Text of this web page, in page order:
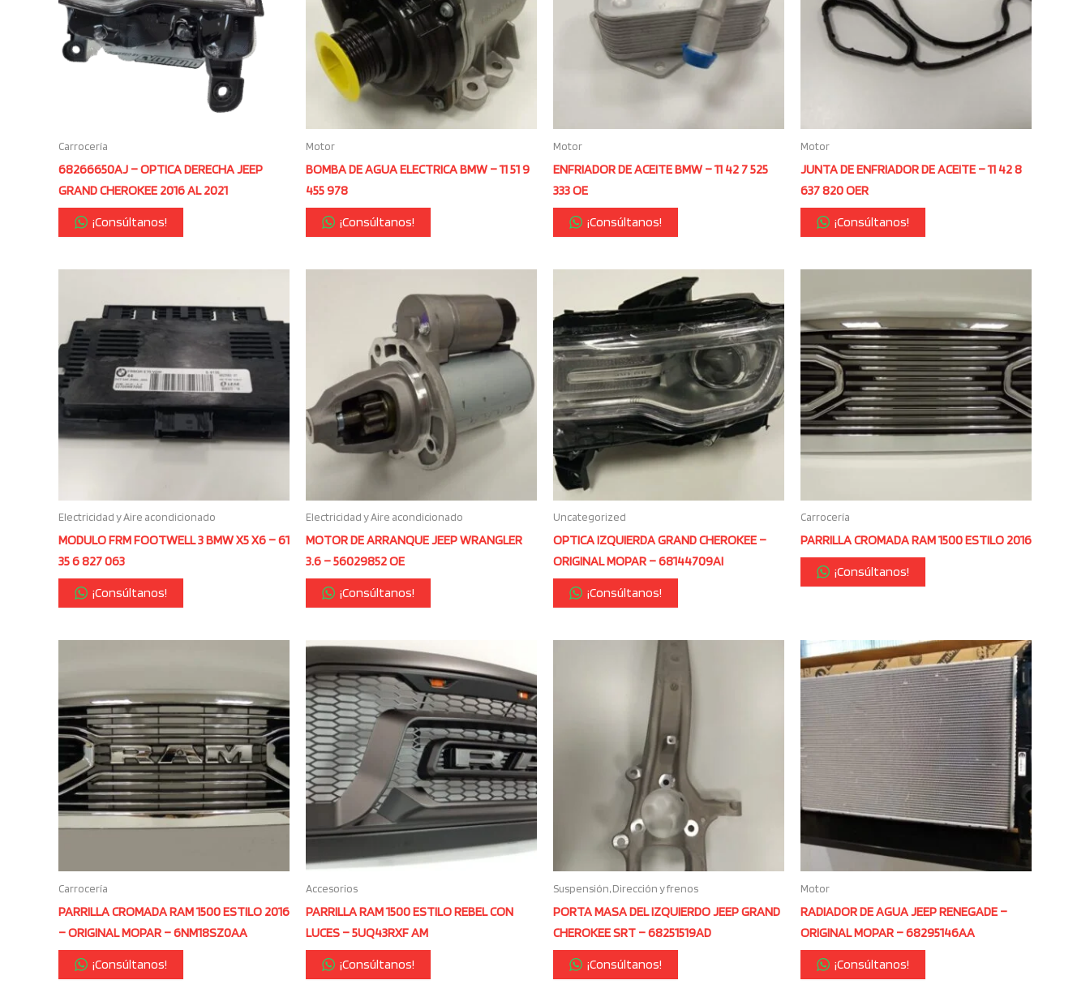
Carrocería
68266650AJ – OPTICA DERECHA JEEP
GRAND CHEROKEE 2016 AL 2021
¡Consúltanos!
Motor
BOMBA DE AGUA ELECTRICA BMW – 11 51 9
455 978
¡Consúltanos!
Motor
ENFRIADOR DE ACEITE BMW – 11 42 7 525
333 OE
¡Consúltanos!
Motor
JUNTA DE ENFRIADOR DE ACEITE – 11 42 8
637 820 OER
¡Consúltanos!
Electricidad y Aire acondicionado
MODULO FRM FOOTWELL 3 BMW X5 X6 – 61
35 6 827 063
¡Consúltanos!
Electricidad y Aire acondicionado
MOTOR DE ARRANQUE JEEP WRANGLER
3.6 – 56029852 OE
¡Consúltanos!
Uncategorized
OPTICA IZQUIERDA GRAND CHEROKEE –
ORIGINAL MOPAR – 68144709AI
¡Consúltanos!
Carrocería
PARRILLA CROMADA RAM 1500 ESTILO 2016
¡Consúltanos!
Carrocería
PARRILLA CROMADA RAM 1500 ESTILO 2016
– ORIGINAL MOPAR – 6NM18SZ0AA
¡Consúltanos!
Accesorios
PARRILLA RAM 1500 ESTILO REBEL CON
LUCES – 5UQ43RXF AM
¡Consúltanos!
Suspensión, Dirección y frenos
PORTA MASA DEL IZQUIERDO JEEP GRAND
CHEROKEE SRT – 68251519AD
¡Consúltanos!
Motor
RADIADOR DE AGUA JEEP RENEGADE –
ORIGINAL MOPAR – 68295146AA
¡Consúltanos!